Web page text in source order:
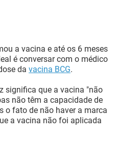
a vacina e até os 6 meses
é conversar com o médico
da vacina BCG.
significa que a vacina "não
não têm a capacidade de
o fato de não haver a marca
a vacina não foi aplicada